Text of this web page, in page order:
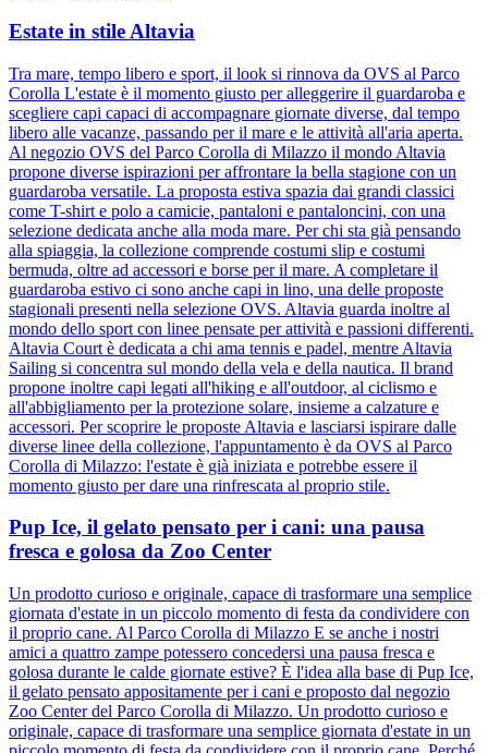
Estate in stile Altavia
Tra mare, tempo libero e sport, il look si rinnova da OVS al Parco
Corolla L'estate è il momento giusto per alleggerire il guardaroba e
scegliere capi capaci di accompagnare giornate diverse, dal tempo
libero alle vacanze, passando per il mare e le attività all'aria aperta.
Al negozio OVS del Parco Corolla di Milazzo il mondo Altavia
propone diverse ispirazioni per affrontare la bella stagione con un
guardaroba versatile. La proposta estiva spazia dai grandi classici
come T-shirt e polo a camicie, pantaloni e pantaloncini, con una
selezione dedicata anche alla moda mare. Per chi sta già pensando
alla spiaggia, la collezione comprende costumi slip e costumi
bermuda, oltre ad accessori e borse per il mare. A completare il
guardaroba estivo ci sono anche capi in lino, una delle proposte
stagionali presenti nella selezione OVS. Altavia guarda inoltre al
mondo dello sport con linee pensate per attività e passioni differenti.
Altavia Court è dedicata a chi ama tennis e padel, mentre Altavia
Sailing si concentra sul mondo della vela e della nautica. Il brand
propone inoltre capi legati all'hiking e all'outdoor, al ciclismo e
all'abbigliamento per la protezione solare, insieme a calzature e
accessori. Per scoprire le proposte Altavia e lasciarsi ispirare dalle
diverse linee della collezione, l'appuntamento è da OVS al Parco
Corolla di Milazzo: l'estate è già iniziata e potrebbe essere il
momento giusto per dare una rinfrescata al proprio stile.
Pup Ice, il gelato pensato per i cani: una pausa
fresca e golosa da Zoo Center
Un prodotto curioso e originale, capace di trasformare una semplice
giornata d'estate in un piccolo momento di festa da condividere con
il proprio cane. Al Parco Corolla di Milazzo E se anche i nostri
amici a quattro zampe potessero concedersi una pausa fresca e
golosa durante le calde giornate estive? È l'idea alla base di Pup Ice,
il gelato pensato appositamente per i cani e proposto dal negozio
Zoo Center del Parco Corolla di Milazzo. Un prodotto curioso e
originale, capace di trasformare una semplice giornata d'estate in un